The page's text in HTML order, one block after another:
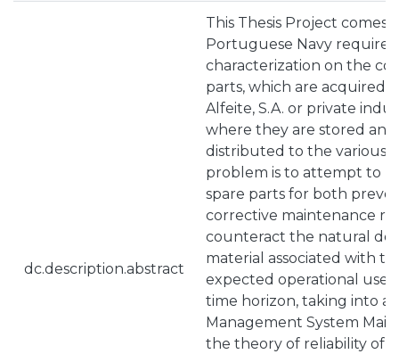
dc.description.abstract
This Thesis Project comes
Portuguese Navy
characterization on the
parts, which are acquired
Alfeite, S.A. or private
where they are stored
distributed to the various
problem is to attempt to
spare parts for both
corrective maintenance
counteract the natural
material associated with
expected operational use
time horizon, taking into
Management System
the theory of reliability of